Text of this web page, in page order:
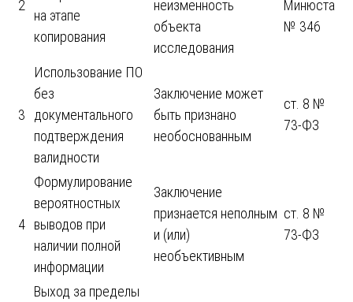
2
на этапе
копирования
неизменность
объекта
исследования
Минюста
№ 346
3
Использование ПО
без
документального
подтверждения
валидности
Заключение может
быть признано
необоснованным
ст. 8 №
73-ФЗ
4
Формулирование
вероятностных
выводов при
наличии полной
информации
Заключение
признается неполным
и (или)
необъективным
ст. 8 №
73-ФЗ
Выход за пределы